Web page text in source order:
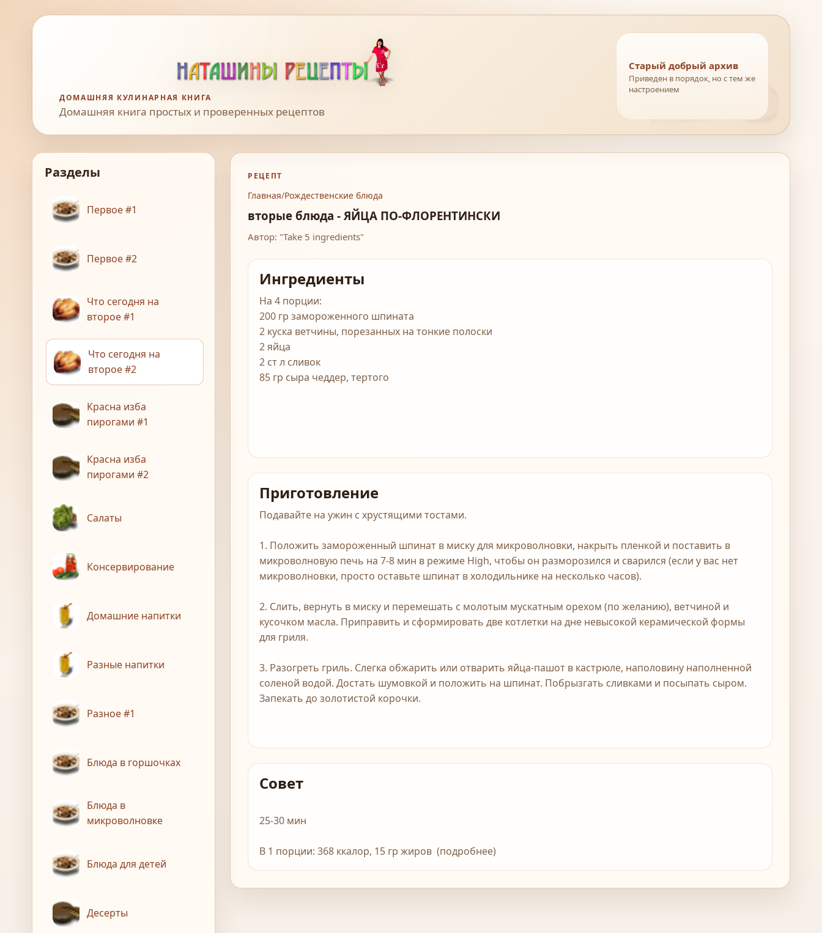
ДОМАШНЯЯ КУЛИНАРНАЯ КНИГА
Домашняя книга простых и проверенных рецептов
Старый добрый архив
Приведен в порядок, но с тем же
настроением
Разделы
Первое #1
Первое #2
Что сегодня на
второе #1
Что сегодня на
второе #2
Красна изба
пирогами #1
Красна изба
пирогами #2
Салаты
Консервирование
Домашние напитки
Разные напитки
Разное #1
Блюда в горшочках
Блюда в
микроволновке
Блюда для детей
Десерты
РЕЦЕПТ
Главная/Рождественские блюда
вторые блюда - ЯЙЦА ПО-ФЛОРЕНТИНСКИ
Автор: "Take 5 ingredients"
Ингредиенты
На 4 порции:
200 гр замороженного шпината
2 куска ветчины, порезанных на тонкие полоски
2 яйца
2 ст л сливок
85 гр сыра чеддер, тертого
Приготовление
Подавайте на ужин с хрустящими тостами.
1. Положить замороженный шпинат в миску для микроволновки, накрыть пленкой и поставить в
микроволновую печь на 7-8 мин в режиме High, чтобы он разморозился и сварился (если у вас нет
микроволновки, просто оставьте шпинат в холодильнике на несколько часов).
2. Слить, вернуть в миску и перемешать с молотым мускатным орехом (по желанию), ветчиной и
кусочком масла. Приправить и сформировать две котлетки на дне невысокой керамической формы
для гриля.
3. Разогреть гриль. Слегка обжарить или отварить яйца-пашот в кастрюле, наполовину наполненной
соленой водой. Достать шумовкой и положить на шпинат. Побрызгать сливками и посыпать сыром.
Запекать до золотистой корочки.
Совет
25-30 мин
В 1 порции: 368 ккалор, 15 гр жиров (подробнее)